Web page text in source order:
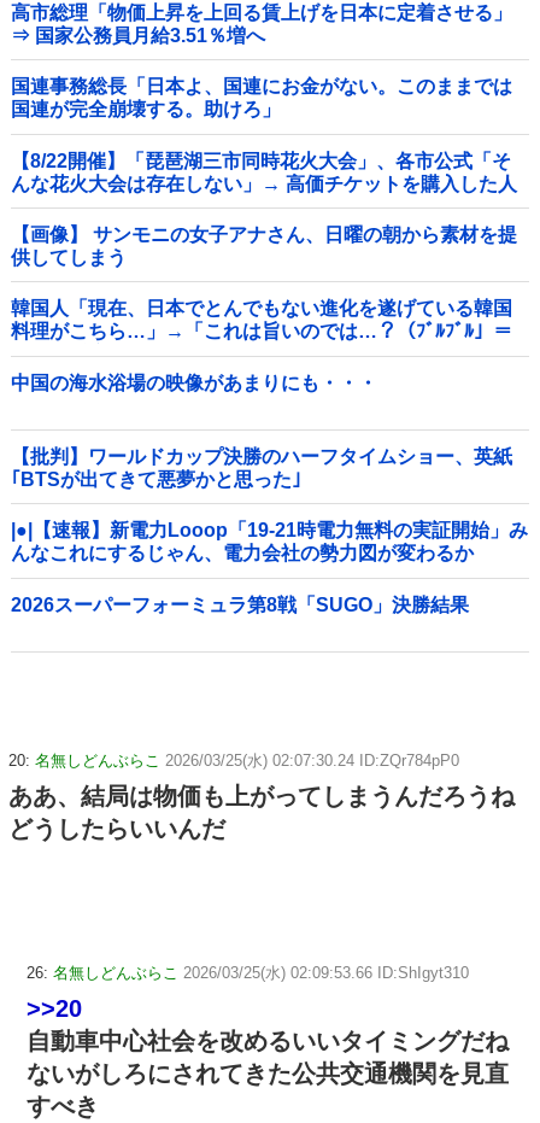
高市総理「物価上昇を上回る賃上げを日本に定着させる」
⇒ 国家公務員月給3.51％増へ
国連事務総長「日本よ、国連にお金がない。このままでは
国連が完全崩壊する。助けろ」
【8/22開催】「琵琶湖三市同時花火大会」、各市公式「そ
んな花火大会は存在しない」→ 高価チケットを購入した人
達がSNS阿鼻叫喚他
【画像】 サンモニの女子アナさん、日曜の朝から素材を提
供してしまう
韓国人「現在、日本でとんでもない進化を遂げている韓国
料理がこちら…」→「これは旨いのでは…？（ﾌﾞﾙﾌﾞﾙ」＝
韓国の反応
中国の海水浴場の映像があまりにも・・・
【批判】ワールドカップ決勝のハーフタイムショー、英紙
｢BTSが出てきて悪夢かと思った｣
|●|【速報】新電力Looop「19-21時電力無料の実証開始」み
んなこれにするじゃん、電力会社の勢力図が変わるか
2026スーパーフォーミュラ第8戦「SUGO」決勝結果
20: 名無しどんぶらこ 2026/03/25(水) 02:07:30.24 ID:ZQr784pP0
ああ、結局は物価も上がってしまうんだろうね
どうしたらいいんだ
26: 名無しどんぶらこ 2026/03/25(水) 02:09:53.66 ID:ShIgyt310
>>20
自動車中心社会を改めるいいタイミングだね
ないがしろにされてきた公共交通機関を見直
すべき